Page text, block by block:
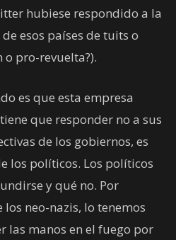
hubiese respondido a la
esos países de tuits o
pro-revuelta?).
es que esta empresa
que responder no a sus
de los gobiernos, es
los políticos. Los políticos
y qué no. Por
los neo-nazis, lo tenemos
las manos en el fuego por